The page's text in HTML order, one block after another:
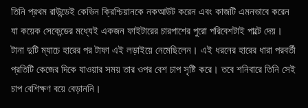
তিনি প্রথম রাউন্ডেই কেভিন ক্রিশ্চিয়ানকে নকআউট করেন এবং কাজটি এমনভাবে করেন
যা কয়েক সেকেন্ডের মধ্যেই একজন ফাইটারের চারপাশের পুরো পরিবেশটাই পাল্টে দেয়।
টানা দুটি ম্যাচে হারের পর টাফা এই লড়াইয়ে নেমেছিলেন। এই ধরনের হারের ধারা পরবর্তী
প্রতিটি কেজের দিকে যাওয়ার সময় তার ওপর বেশ চাপ সৃষ্টি করে। তবে শনিবারে তিনি সেই
চাপ বেশিক্ষণ বয়ে বেড়াননি।